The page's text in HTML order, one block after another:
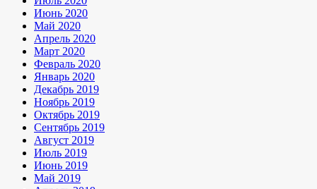
Июнь 2020
Май 2020
Апрель 2020
Март 2020
Февраль 2020
Январь 2020
Декабрь 2019
Ноябрь 2019
Октябрь 2019
Сентябрь 2019
Август 2019
Июль 2019
Июнь 2019
Май 2019